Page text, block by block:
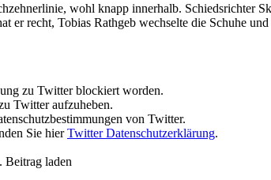
wohl knapp innerhalb. Schiedsrichter
er recht, Tobias Rathgeb wechselte die Schuhe
zu Twitter blockiert worden.
Twitter aufzuheben.
von Twitter.
Sie hierTwitter Datenschutzerklärung.
Beitrag laden